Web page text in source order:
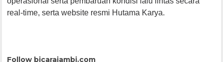
real-time, serta website resmi Hutama Karya.
Follow bicarajambi.com